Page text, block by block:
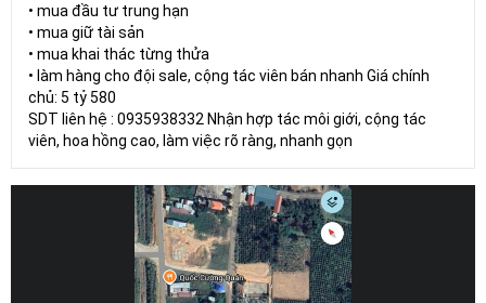
• mua đầu tư trung hạn
• mua giữ tài sản
• mua khai thác từng thửa
• làm hàng cho đội sale, cộng tác viên bán nhanh Giá chính
chủ: 5 tỷ 580
SDT liên hệ : 0935938332 Nhận hợp tác môi giới, cộng tác
viên, hoa hồng cao, làm việc rõ ràng, nhanh gọn